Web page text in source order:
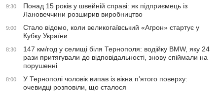
9:30
Понад 15 років у швейній справі: як підприємець із
Лановеччини розширив виробництво
9:00
Стало відомо, коли великогаївський «Агрон» стартує у
Кубку України
8:30
147 км/год у селищі біля Тернополя: водійку BMW, яку 24
рази притягували до відповідальності, знову спіймали на
порушенні
8:00
У Тернополі чоловік випав із вікна п’ятого поверху:
очевидці розповіли, що сталося